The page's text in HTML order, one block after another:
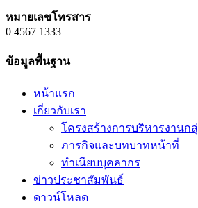
หมายเลขโทรสาร
0 4567 1333
ข้อมูลพื้นฐาน
หน้าแรก
เกี่ยวกับเรา
โครงสร้างการบริหารงานก
ภารกิจและบทบาทหน้าที่
ทำเนียบบุคลากร
ข่าวประชาสัมพันธ์
ดาวน์โหลด